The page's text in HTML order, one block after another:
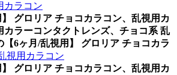
カラコン
】 グロリア チョコカラコン、乱視用カ
カラーコンタクトレンズ、チョコ系 乱
【6ヶ月/乱視用】 グロリア チョコカラ
視用カラコン
】 グロリア チョコカラコン、乱視用カ